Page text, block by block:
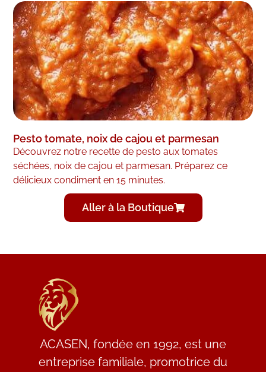
Pesto tomate, noix de cajou et parmesan
Découvrez notre recette de pesto aux tomates
séchées, noix de cajou et parmesan. Préparez ce
délicieux condiment en 15 minutes.
Aller à la Boutique
ACASEN, fondée en 1992, est une
entreprise familiale, promotrice du